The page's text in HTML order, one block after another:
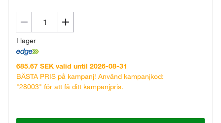
I lager
685.67 SEK valid until 2026-08-31
BÄSTA PRIS på kampanj! Använd kampanjkod:
"28003" för att få ditt kampanjpris.